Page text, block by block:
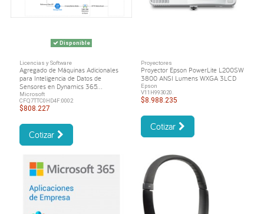
Disponible
Licencias y Software
Agregado de Máquinas Adicionales
para Inteligencia de Datos de
Sensores en Dynamics 365...
Microsoft
CFQ7TTC0HD4F:0002
$808.227
Cotizar
Proyectores
Proyector Epson PowerLite L200SW
3800 ANSI Lumens WXGA 3LCD
Epson
V11H993020.
$8.988.235
Cotizar